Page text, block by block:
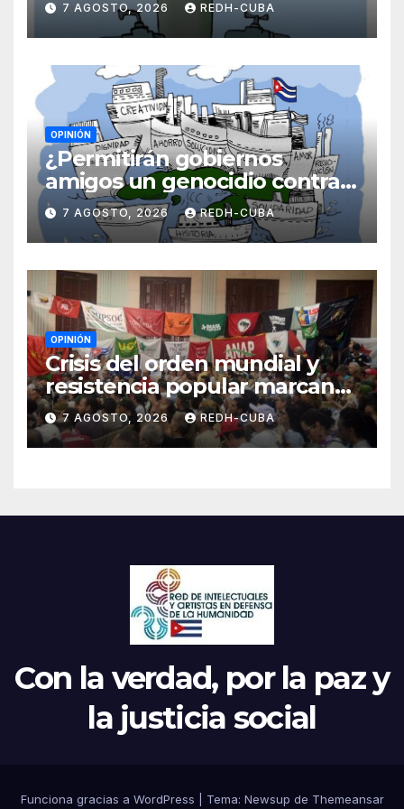
7 AGOSTO, 2026 REDH-CUBA
OPINIÓN
¿Permitirán gobiernos
amigos un genocidio contra
Cuba? Por Hedelberto López
Blanch
7 AGOSTO, 2026 REDH-CUBA
OPINIÓN
Crisis del orden mundial y
resistencia popular marcan
el inicio de la IV Asamblea
Continental de ALBA
Movimientos en Cuba
7 AGOSTO, 2026 REDH-CUBA
Con la verdad, por la paz y
la justicia social
Funciona gracias a WordPress Tema: Newsup de Themeansar